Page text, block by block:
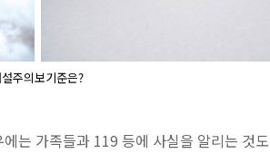
주의보기준은?
는 가족들과 119 등에 사실을 알리는 것